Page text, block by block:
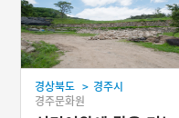
경상북도 > 경주시
경주문화원